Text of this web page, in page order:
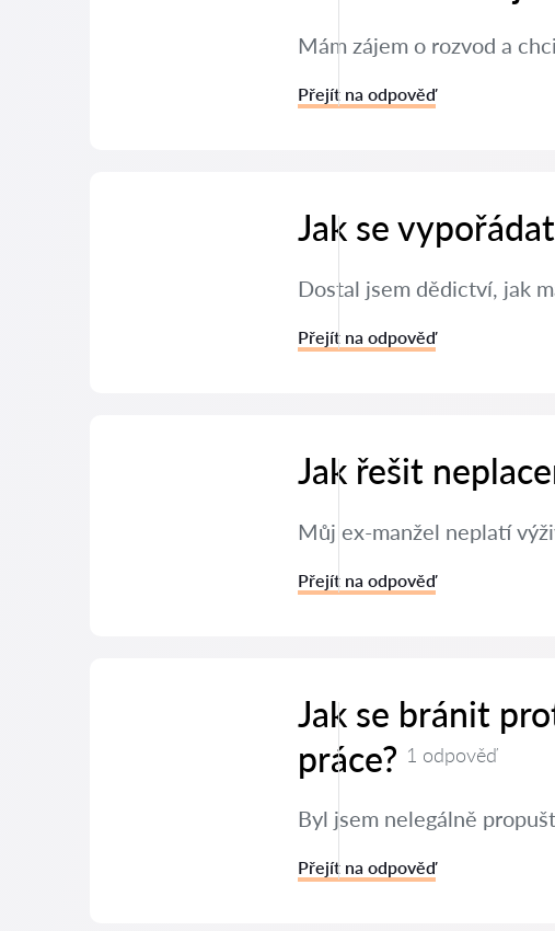
Mám zájem o rozvod a
Přejít na odpověď
Jak se
Dostal jsem dědictví, jak
Přejít na odpověď
Jak řešit
Můj ex-manžel neplatí
Přejít na odpověď
Jak se bránit
práce? 1 odpověď
Byl jsem nelegálně
Přejít na odpověď